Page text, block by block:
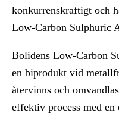
konkurrenskraftigt och
Low‑Carbon Sulphuric
Bolidens Low-Carbon
en biprodukt vid
återvinns och
effektiv process med